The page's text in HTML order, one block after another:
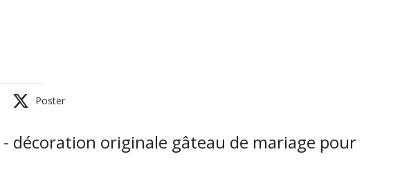
Poster
décoration originale gâteau de mariage pour